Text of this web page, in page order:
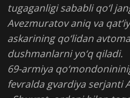
tugaganligi sababli qo‘l
Avezmuratov aniq va
askarining qo‘lidan
dushmanlarni yo‘q qiladi.
69-armiya
fevralda gvardiya serjanti